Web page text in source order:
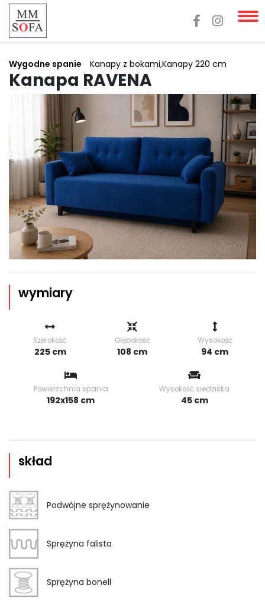
Wygodne spanie Kanapy z bokami,Kanapy 220 cm
Kanapa RAVENA
wymiary
Szerokość
225 cm
Głębokość
108 cm
Wysokość
94 cm
Powierzchnia spania
192x158 cm
Wysokość siedziska
45 cm
skład
Podwójne sprężynowanie
Sprężyna falista
Sprężyna bonell